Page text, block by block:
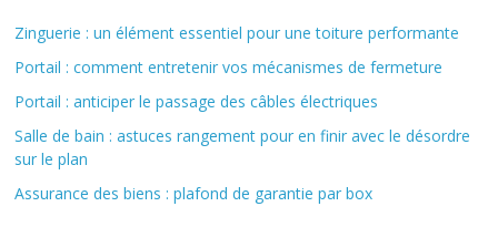
Zinguerie : un élément essentiel pour une toiture performante
Portail : comment entretenir vos mécanismes de fermeture
Portail : anticiper le passage des câbles électriques
Salle de bain : astuces rangement pour en finir avec le désordre
sur le plan
Assurance des biens : plafond de garantie par box